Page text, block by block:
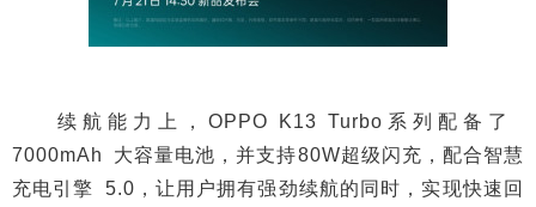
续航能力上，OPPO K13 Turbo系列配备了
7000mAh 大容量电池，并支持80W超级闪充，配合智慧
充电引擎 5.0，让用户拥有强劲续航的同时，实现快速回